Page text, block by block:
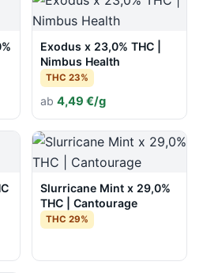
Exodus x 23,0% THC |
Nimbus Health
THC 23%
ab 4,49 €/g
Slurricane Mint x 29,0%
THC | Cantourage
THC 29%